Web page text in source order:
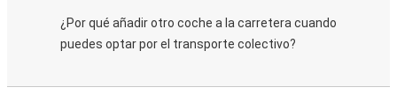
¿Por qué añadir otro coche a la carretera cuando
puedes optar por el transporte colectivo?